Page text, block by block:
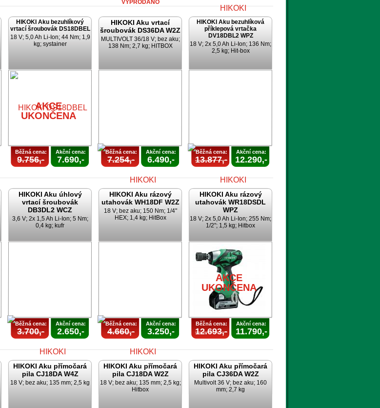
VYPRODÁNO
HIKOKI Aku bezuhlíkový
vrtací šroubovák DS18DBEL
18 V; 5,0 Ah Li-Ion; 44 Nm; 1,9
kg; systainer
AKCE
UKONČENA
Běžná cena:
9.756,-
Akční cena:
7.690,-
HIKOKI Aku vrtací
šroubovák DS36DA W2Z
MULTIVOLT 36/18 V; bez aku;
138 Nm; 2,7 kg; HITBOX
Běžná cena:
7.254,-
Akční cena:
6.490,-
HIKOKI Aku bezuhlíková
příklepová vrtačka
DV18DBL2 WPZ
18 V; 2x 5,0 Ah Li-Ion; 136 Nm;
2,5 kg; Hit-box
AKCE
UKONČENA
Běžná cena:
13.877,-
Akční cena:
12.290,-
HIKOKI Aku úhlový
vrtací šroubovák
DB3DL2 WCZ
3,6 V; 2x 1,5 Ah Li-Ion; 5 Nm;
0,4 kg; kufr
Běžná cena:
3.700,-
Akční cena:
2.650,-
HIKOKI Aku rázový
utahovák WH18DF W2Z
18 V; bez aku; 150 Nm; 1/4"
HEX; 1,4 kg; HitBox
Běžná cena:
4.660,-
Akční cena:
3.250,-
HIKOKI Aku rázový
utahovák WR18DSDL
WPZ
18 V; 2x 5,0 Ah Li-Ion; 255 Nm;
1/2"; 1,5 kg; Hitbox
AKCE
UKONČENA
Běžná cena:
12.693,-
Akční cena:
11.790,-
HIKOKI Aku přímočará
pila CJ18DA W4Z
18 V; bez aku; 135 mm; 2,5 kg
HIKOKI Aku přímočará
pila CJ18DA W2Z
18 V; bez aku; 135 mm; 2,5 kg;
Hitbox
HIKOKI Aku přímočará
pila CJ36DA W2Z
Multivolt 36 V; bez aku; 160
mm; 2,7 kg